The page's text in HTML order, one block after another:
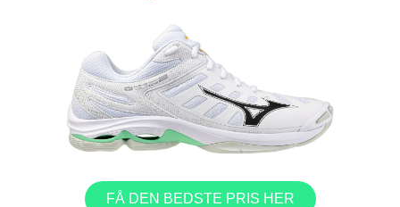
FÅ DEN BEDSTE PRIS HER